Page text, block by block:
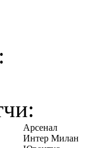
Арсенал
Интер Милан